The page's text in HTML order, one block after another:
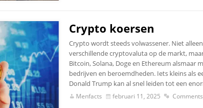
Crypto koersen
Crypto wordt steeds volwassener. Niet
verschillende cryptovaluta op de markt,
Bitcoin, Solana, Doge en Ethereum alsmaar
bedrijven en beroemdheden. Iets kleins als
Donald Trump kan al snel leiden tot een
Menfacts februari 11, 2025